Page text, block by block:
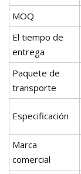
MOQ
El tiempo de
entrega
Paquete de
transporte
Especificación
Marca
comercial